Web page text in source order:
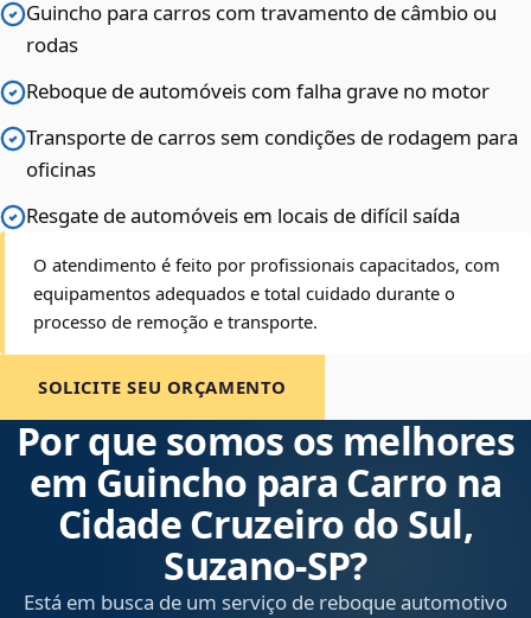
Guincho para carros com travamento de câmbio ou
rodas
Reboque de automóveis com falha grave no motor
Transporte de carros sem condições de rodagem para
oficinas
Resgate de automóveis em locais de difícil saída
O atendimento é feito por profissionais capacitados, com
equipamentos adequados e total cuidado durante o
processo de remoção e transporte.
SOLICITE SEU ORÇAMENTO
Por que somos os melhores
em Guincho para Carro na
Cidade Cruzeiro do Sul,
Suzano‑SP?
Está em busca de um serviço de reboque automotivo